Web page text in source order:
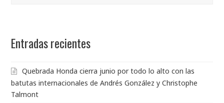
Entradas recientes
Quebrada Honda cierra junio por todo lo alto con las
batutas internacionales de Andrés González y Christophe
Talmont